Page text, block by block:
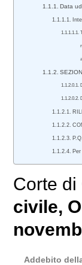
Data
Corte di
civile,
Addebito